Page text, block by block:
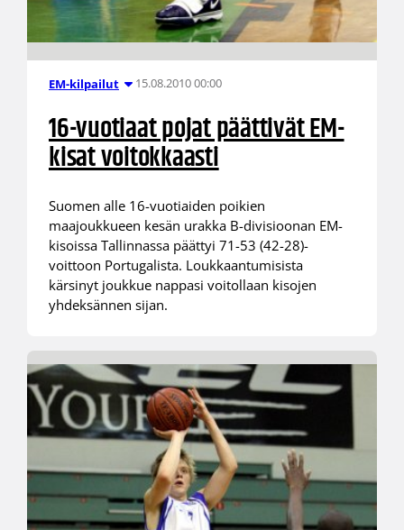
EM-kilpailut 15.08.2010 00:00
16-vuotiaat pojat päättivät EM-
kisat voitokkaasti
Suomen alle 16-vuotiaiden poikien
maajoukkueen kesän urakka B-divisioonan EM-
kisoissa Tallinnassa päättyi 71-53 (42-28)-
voittoon Portugalista. Loukkaantumisista
kärsinyt joukkue nappasi voitollaan kisojen
yhdeksännen sijan.